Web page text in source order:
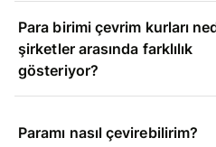
Para birimi çevrim kurları
şirketler arasında farklılık
gösteriyor?
Paramı nasıl çevirebilirim?